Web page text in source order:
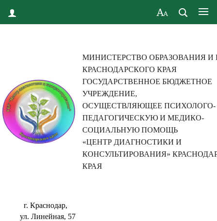
МИНИСТЕРСТВО ОБРАЗОВАНИЯ И
КРАСНОДАРСКОГО КРАЯ
ГОСУДАРСТВЕННОЕ БЮДЖЕТНОЕ
УЧРЕЖДЕНИЕ,
ОСУЩЕСТВЛЯЮЩЕЕ ПСИХОЛОГО-
ПЕДАГОГИЧЕСКУЮ И МЕДИКО-
СОЦИАЛЬНУЮ ПОМОЩЬ
«ЦЕНТР ДИАГНОСТИКИ И
КОНСУЛЬТИРОВАНИЯ»
КРАЯ
г. Краснодар,
ул. Линейная, 57